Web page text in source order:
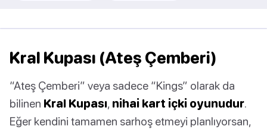
Kral Kupası (Ateş Çemberi)
“Ateş Çemberi” veya sadece “Kings” olarak da
bilinen Kral Kupası, nihai kart içki oyunudur.
Eğer kendini tamamen sarhoş etmeyi planlıyorsan,